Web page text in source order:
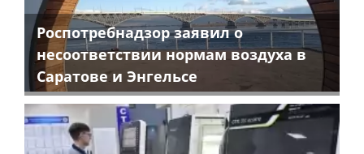
Роспотребнадзор заявил о
несоответствии нормам воздуха в
Саратове и Энгельсе